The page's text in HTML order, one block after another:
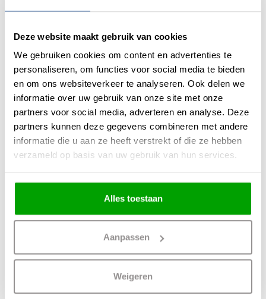
Deze website maakt gebruik van cookies
We gebruiken cookies om content en advertenties te
personaliseren, om functies voor social media te bieden
en om ons websiteverkeer te analyseren. Ook delen we
informatie over uw gebruik van onze site met onze
partners voor social media, adverteren en analyse. Deze
partners kunnen deze gegevens combineren met andere
informatie die u aan ze heeft verstrekt of die ze hebben
verzameld op basis van uw gebruik van hun services.
Alles toestaan
Aanpassen
Weigeren
en sfeer samenkomen.
Denk bijvoorbeeld aan:
een grote eettafel in een open keuken
een moderne woonkamer
een minimalistisch interieur met veel ruimte
Door de vloeiende vorm doorbreekt de lamp strakke lijnen in een
interieur. Hierdoor voelt een ruimte direct warmer en uitnodigender.
We zien bij Lampentoppers regelmatig dat klanten eerst twijfelen tussen
verschillende designlampen. Maar zodra de Infinity lamp hangt, gebeurt
er iets bijzonders: de ruimte krijgt een duidelijke focus en voelt ineens
compleet.
Waarom zoveel klanten
hun Pure Infinity lamp bij
Lampentoppers kopen
Online vind je veel verlichtingswebshops. Denk bijvoorbeeld aan